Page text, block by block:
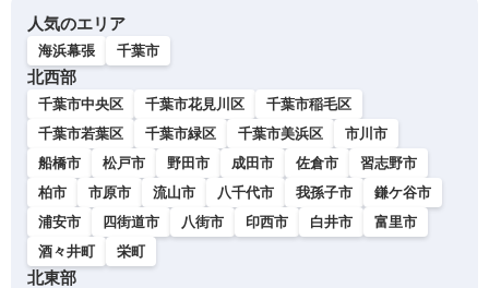
人気のエリア
海浜幕張 千葉市
北西部
千葉市中央区 千葉市花見川区
千葉市稲毛区
千葉市若葉区
千葉市緑区 千葉市美浜区
市川市
船橋市
松戸市 野田市 成田市 佐倉市
習志野市
柏市
市原市 流山市 八千代市 我孫子市
鎌ケ谷市
浦安市
四街道市 八街市 印西市 白井市
富里市
酒々井町
栄町
北東部